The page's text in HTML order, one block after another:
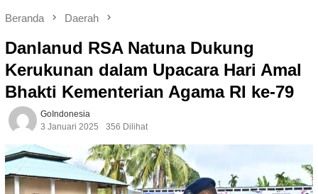
Beranda Daerah
Danlanud RSA Natuna Dukung
Kerukunan dalam Upacara Hari Amal
Bhakti Kementerian Agama RI ke-79
GoIndonesia
3 Januari 2025
356 Dilihat